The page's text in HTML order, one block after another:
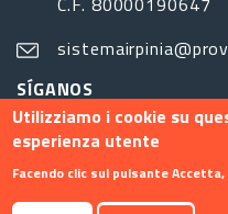
SÍGANOS
Utilizziamo i cookie su
esperienza utente
Facendo clic sul pulsante